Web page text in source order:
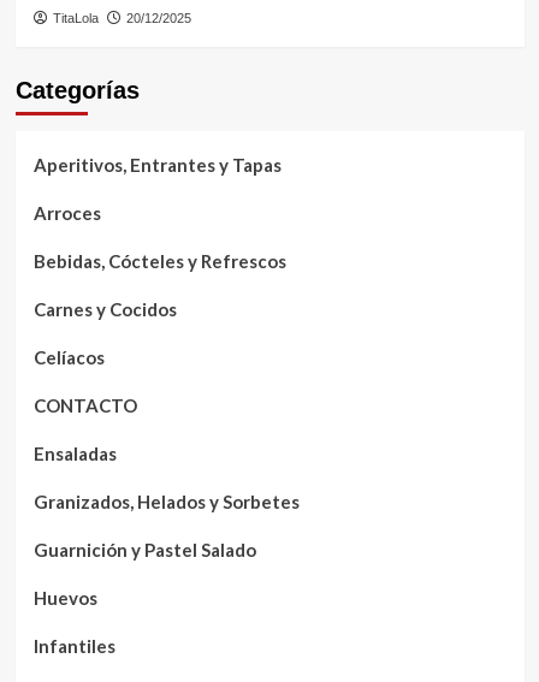
TitaLola 20/12/2025
Categorías
Aperitivos, Entrantes y Tapas
Arroces
Bebidas, Cócteles y Refrescos
Carnes y Cocidos
Celíacos
CONTACTO
Ensaladas
Granizados, Helados y Sorbetes
Guarnición y Pastel Salado
Huevos
Infantiles